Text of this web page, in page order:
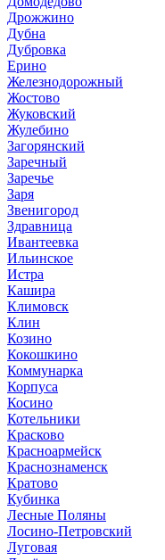
Дрожжино
Дубна
Дубровка
Ерино
Железнодорожный
Жостово
Жуковский
Жулебино
Загорянский
Заречный
Заречье
Заря
Звенигород
Здравница
Ивантеевка
Ильинское
Истра
Кашира
Климовск
Клин
Козино
Кокошкино
Коммунарка
Корпуса
Косино
Котельники
Красково
Красноармейск
Краснознаменск
Кратово
Кубинка
Лесные Поляны
Лосино-Петровский
Луговая